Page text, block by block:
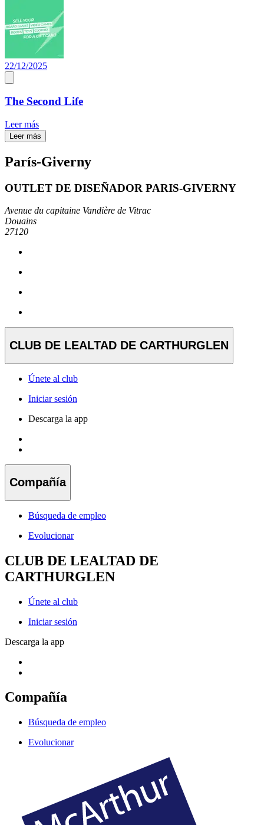
22/12/2025
The Second Life
Leer más
Leer más
París-Giverny
OUTLET DE DISEÑADOR PARIS-GIVERNY
Avenue du capitaine Vandière de Vitrac
Douains
27120
CLUB DE LEALTAD DE CARTHURGLEN
Únete al club
Iniciar sesión
Descarga la app
Compañía
Búsqueda de empleo
Evolucionar
CLUB DE LEALTAD DE
CARTHURGLEN
Únete al club
Iniciar sesión
Descarga la app
Compañía
Búsqueda de empleo
Evolucionar